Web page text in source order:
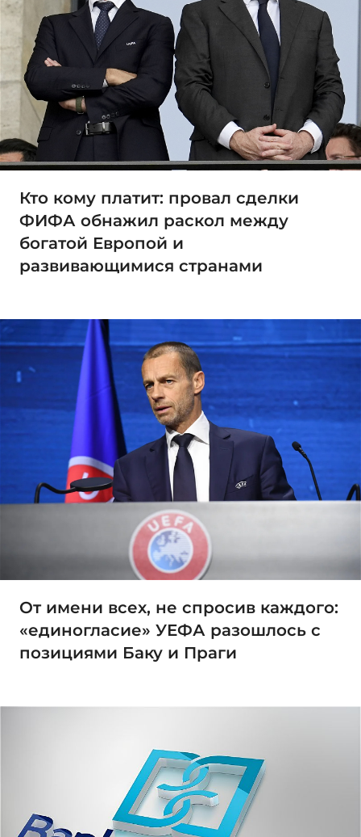
Кто кому платит: провал сделки
ФИФА обнажил раскол между
богатой Европой и
развивающимися странами
От имени всех, не спросив каждого:
«единогласие» УЕФА разошлось с
позициями Баку и Праги